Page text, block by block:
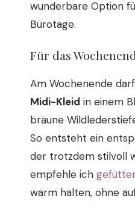
wunderbare Option
Bürotage.
Für das
Am Wochenende
Midi-Kleid in einem
braune
So entsteht ein
der trotzdem stilvoll
empfehle ich
warm halten, ohne